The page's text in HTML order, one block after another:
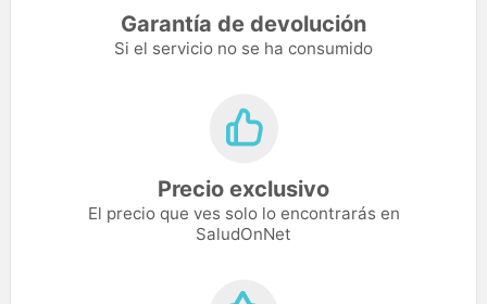
Garantía de devolución
Si el servicio no se ha consumido
Precio exclusivo
El precio que ves solo lo encontrarás en
SaludOnNet